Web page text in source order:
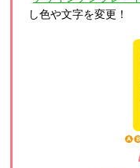
し色や文字を変更！